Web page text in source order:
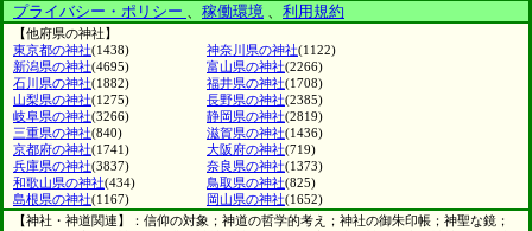
プライバシー・ポリシー 、 稼働環境 、 利用規約
【他府県の神社】
東京都の神社(1438) 神奈川県の神社(1122)
新潟県の神社(4695) 富山県の神社(2266)
石川県の神社(1882) 福井県の神社(1708)
山梨県の神社(1275) 長野県の神社(2385)
岐阜県の神社(3266) 静岡県の神社(2819)
三重県の神社(840) 滋賀県の神社(1436)
京都府の神社(1741) 大阪府の神社(719)
兵庫県の神社(3837) 奈良県の神社(1373)
和歌山県の神社(434) 鳥取県の神社(825)
島根県の神社(1167) 岡山県の神社(1652)
【神社・神道関連】：信仰の対象；神道の哲学的考え；神社の御朱印帳；神聖な鏡；